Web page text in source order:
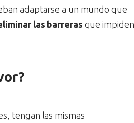
adaptarse a un mundo que
las barreras que impiden
tengan las mismas